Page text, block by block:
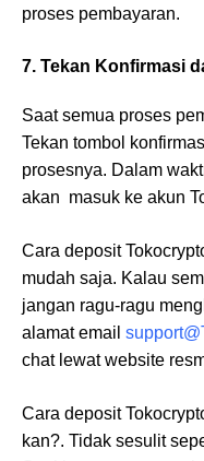
proses pembayaran.
7. Tekan Konfirmasi
Saat semua proses
Tekan tombol
prosesnya. Dalam
akan masuk ke akun
Cara deposit
mudah saja. Kalau
jangan ragu-ragu
alamat email
chat lewat website
Cara deposit
kan?. Tidak sesulit